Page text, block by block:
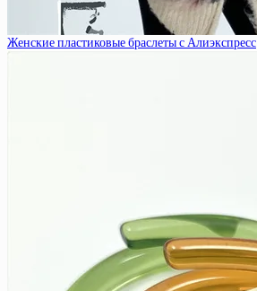
Женские пластиковые браслеты с Алиэкспресс